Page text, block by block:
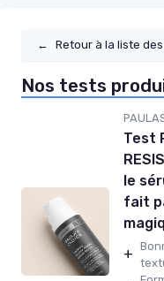
← Retour à la liste
Nos tests
Test
le
fait
+